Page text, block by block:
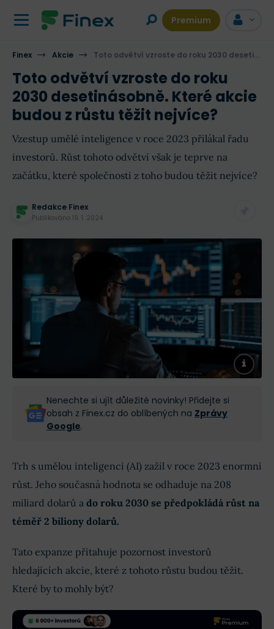
Premium
Finex Akcie Toto odvětví vzroste do roku 2030 desetinásobně. Které akcie budou z růstu těžit nejvíce?
Toto odvětví vzroste do roku
2030 desetinásobně. Které akcie
budou z růstu těžit nejvíce?
Vzestup umělé inteligence v roce 2023 přilákal řadu
investorů. Růst tohoto odvětví však je teprve na
začátku, které společnosti z toho budou těžit nejvíce?
Redakce Finex
Publikováno 19. 1. 2024
Nenechte si ujít důležité novinky! Přidejte si
obsah z Finex.cz do oblíbených na Zprávy
Google.
Trh s umělou inteligencí (AI) zažil v roce 2023 enormní
růst. Jeho současná hodnota se odhaduje na 208
miliard dolarů a do roku 2030 se předpokládá růst na
téměř 2 biliony dolarů.
Tato expanze přitahuje pozornost investorů
hledajících akcie, které z tohoto růstu budou těžit.
Které by to mohly být?